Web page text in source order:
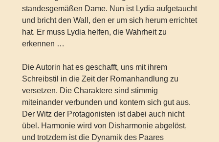
standesgemäßen Dame. Nun ist Lydia aufgetaucht
und bricht den Wall, den er um sich herum errichtet
hat. Er muss Lydia helfen, die Wahrheit zu
erkennen …
Die Autorin hat es geschafft, uns mit ihrem
Schreibstil in die Zeit der Romanhandlung zu
versetzen. Die Charaktere sind stimmig
miteinander verbunden und kontern sich gut aus.
Der Witz der Protagonisten ist dabei auch nicht
übel. Harmonie wird von Disharmonie abgelöst,
und trotzdem ist die Dynamik des Paares